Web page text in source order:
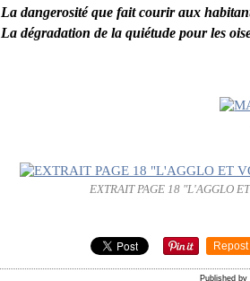
La dangerosité que fait courir aux
La dégradation de la quiétude pour les
EXTRAIT PAGE 18 "L'AGGLO
Repost
Published by